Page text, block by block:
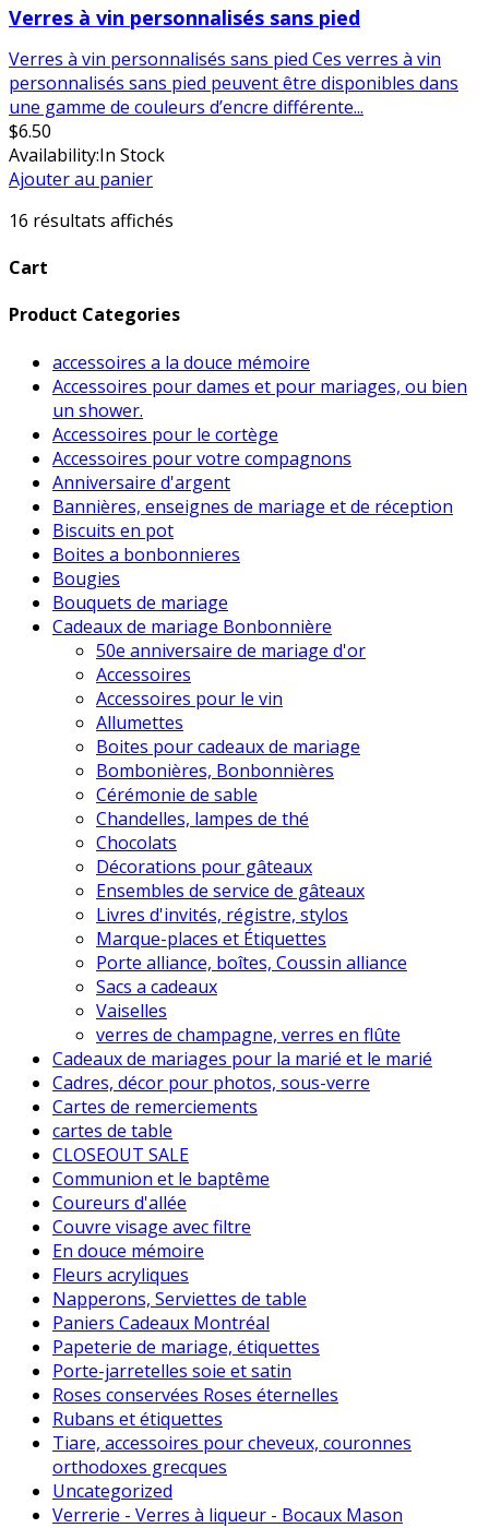
Verres à vin personnalisés sans pied
Verres à vin personnalisés sans pied Ces verres à vin
personnalisés sans pied peuvent être disponibles dans
une gamme de couleurs d’encre différente...
$6.50
Availability:In Stock
Ajouter au panier
16 résultats affichés
Cart
Product Categories
accessoires a la douce mémoire
Accessoires pour dames et pour mariages, ou bien
un shower.
Accessoires pour le cortège
Accessoires pour votre compagnons
Anniversaire d'argent
Bannières, enseignes de mariage et de réception
Biscuits en pot
Boites a bonbonnieres
Bougies
Bouquets de mariage
Cadeaux de mariage Bonbonnière
50e anniversaire de mariage d'or
Accessoires
Accessoires pour le vin
Allumettes
Boites pour cadeaux de mariage
Bombonières, Bonbonnières
Cérémonie de sable
Chandelles, lampes de thé
Chocolats
Décorations pour gâteaux
Ensembles de service de gâteaux
Livres d'invités, régistre, stylos
Marque-places et Étiquettes
Porte alliance, boîtes, Coussin alliance
Sacs a cadeaux
Vaiselles
verres de champagne, verres en flûte
Cadeaux de mariages pour la marié et le marié
Cadres, décor pour photos, sous-verre
Cartes de remerciements
cartes de table
CLOSEOUT SALE
Communion et le baptême
Coureurs d'allée
Couvre visage avec filtre
En douce mémoire
Fleurs acryliques
Napperons, Serviettes de table
Paniers Cadeaux Montréal
Papeterie de mariage, étiquettes
Porte-jarretelles soie et satin
Roses conservées Roses éternelles
Rubans et étiquettes
Tiare, accessoires pour cheveux, couronnes
orthodoxes grecques
Uncategorized
Verrerie - Verres à liqueur - Bocaux Mason